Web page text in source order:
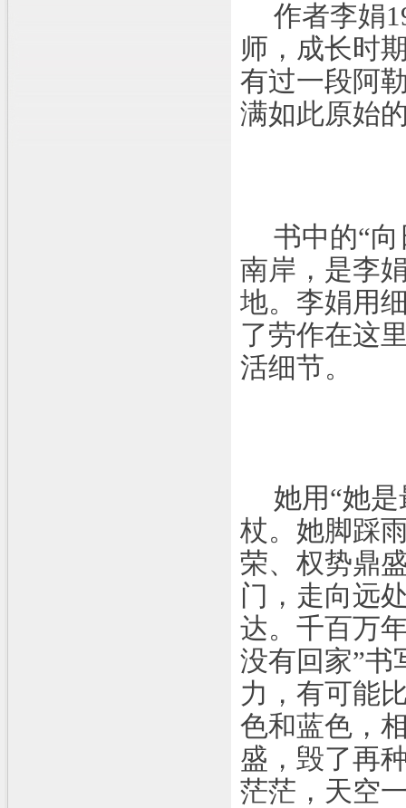
作者李娟
师，成长时
有过一段阿
满如此原始
书中的“
南岸，是李
地。李娟用
了劳作在这
活细节。
她用“她
杖。她脚踩
荣、权势鼎
门，走向远
达。千百万
没有回家”书
力，有可能
色和蓝色，
盛，毁了再
茫茫，天空